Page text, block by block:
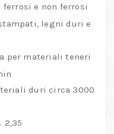
e non ferrosi
legni duri e
per materiali teneri
duri circa 3000
2,35